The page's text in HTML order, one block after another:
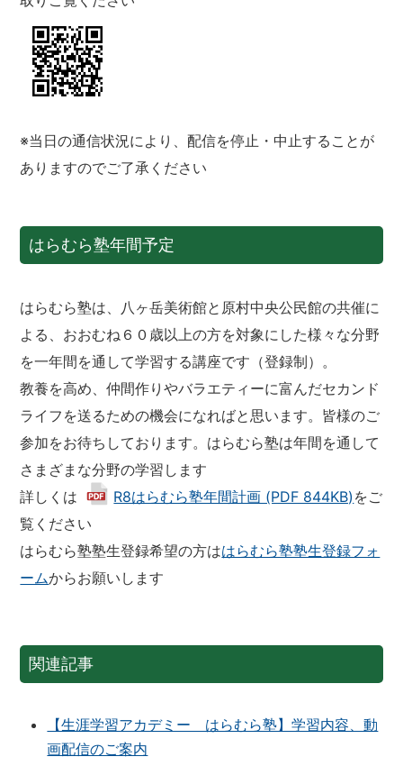
※当日の通信状況により、配信を停止・中止することが
ありますのでご了承ください
はらむら塾年間予定
はらむら塾は、八ヶ岳美術館と原村中央公民館の共催に
よる、おおむね６０歳以上の方を対象にした様々な分野
を一年間を通して学習する講座です（登録制）。
教養を高め、仲間作りやバラエティーに富んだセカンド
ライフを送るための機会になればと思います。皆様のご
参加をお待ちしております。はらむら塾は年間を通して
さまざまな分野の学習します
詳しくは
R8はらむら塾年間計画 (PDF 844KB) をご
覧ください
はらむら塾塾生登録希望の方ははらむら塾塾生登録フォ
ームからお願いします
関連記事
【生涯学習アカデミー はらむら塾】学習内容、動
画配信のご案内